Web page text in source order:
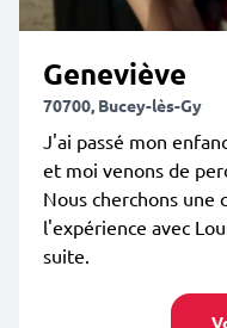
Geneviève
70700, Bucey-lès-Gy
J'ai passé mon
et moi venons de
Nous cherchons
l'expérience avec
suite.